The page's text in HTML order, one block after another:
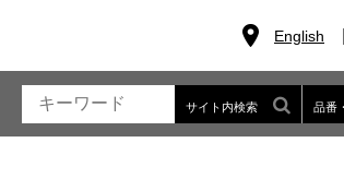
English
サイト内検索 品番